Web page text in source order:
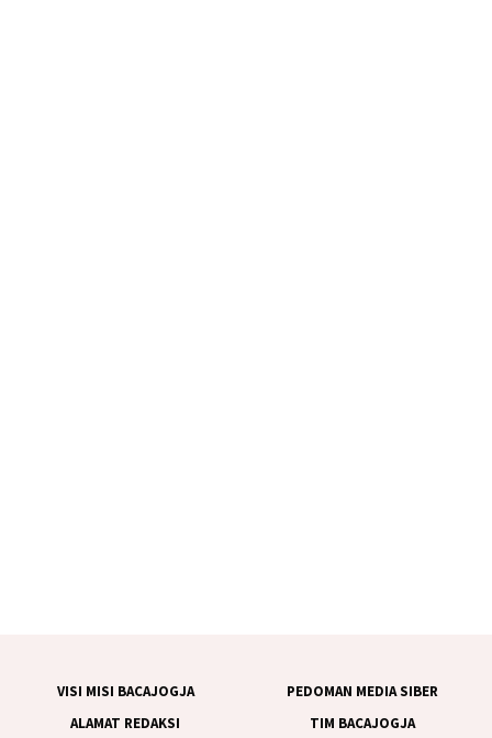
VISI MISI BACAJOGJA
PEDOMAN MEDIA SIBER
ALAMAT REDAKSI
TIM BACAJOGJA